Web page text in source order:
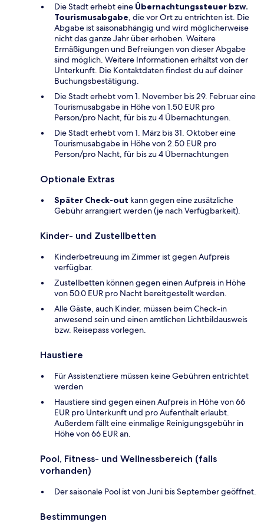
Die Stadt erhebt eine Übernachtungssteuer bzw.
Tourismusabgabe, die vor Ort zu entrichten ist. Die
Abgabe ist saisonabhängig und wird möglicherweise
nicht das ganze Jahr über erhoben. Weitere
Ermäßigungen und Befreiungen von dieser Abgabe
sind möglich. Weitere Informationen erhältst von der
Unterkunft. Die Kontaktdaten findest du auf deiner
Buchungsbestätigung.
Die Stadt erhebt vom 1. November bis 29. Februar eine
Tourismusabgabe in Höhe von 1.50 EUR pro
Person/pro Nacht, für bis zu 4 Übernachtungen.
Die Stadt erhebt vom 1. März bis 31. Oktober eine
Tourismusabgabe in Höhe von 2.50 EUR pro
Person/pro Nacht, für bis zu 4 Übernachtungen
Optionale Extras
Später Check-out kann gegen eine zusätzliche
Gebühr arrangiert werden (je nach Verfügbarkeit).
Kinder- und Zustellbetten
Kinderbetreuung im Zimmer ist gegen Aufpreis
verfügbar.
Zustellbetten können gegen einen Aufpreis in Höhe
von 50.0 EUR pro Nacht bereitgestellt werden.
Alle Gäste, auch Kinder, müssen beim Check-in
anwesend sein und einen amtlichen Lichtbildausweis
bzw. Reisepass vorlegen.
Haustiere
Für Assistenztiere müssen keine Gebühren entrichtet
werden
Haustiere sind gegen einen Aufpreis in Höhe von 66
EUR pro Unterkunft und pro Aufenthalt erlaubt.
Außerdem fällt eine einmalige Reinigungsgebühr in
Höhe von 66 EUR an.
Pool, Fitness- und Wellnessbereich (falls
vorhanden)
Der saisonale Pool ist von Juni bis September geöffnet.
Bestimmungen